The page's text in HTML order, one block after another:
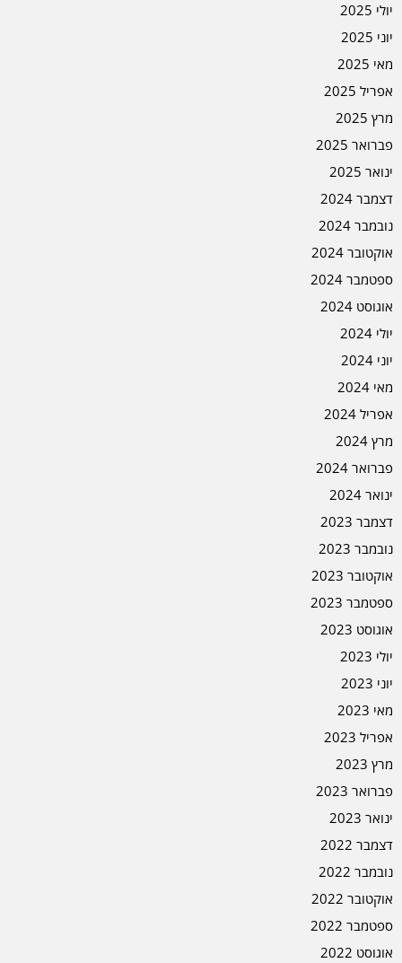
יולי 2025
יוני 2025
מאי 2025
אפריל 2025
מרץ 2025
פברואר 2025
ינואר 2025
דצמבר 2024
נובמבר 2024
אוקטובר 2024
ספטמבר 2024
אוגוסט 2024
יולי 2024
יוני 2024
מאי 2024
אפריל 2024
מרץ 2024
פברואר 2024
ינואר 2024
דצמבר 2023
נובמבר 2023
אוקטובר 2023
ספטמבר 2023
אוגוסט 2023
יולי 2023
יוני 2023
מאי 2023
אפריל 2023
מרץ 2023
פברואר 2023
ינואר 2023
דצמבר 2022
נובמבר 2022
אוקטובר 2022
ספטמבר 2022
אוגוסט 2022